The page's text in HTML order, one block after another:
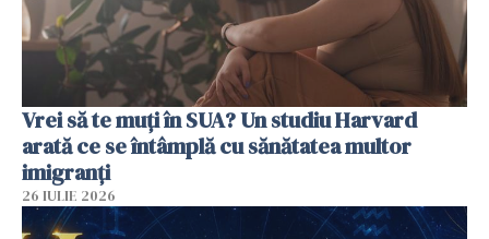
Vrei să te muți în SUA? Un studiu Harvard
arată ce se întâmplă cu sănătatea multor
imigranți
26 IULIE 2026